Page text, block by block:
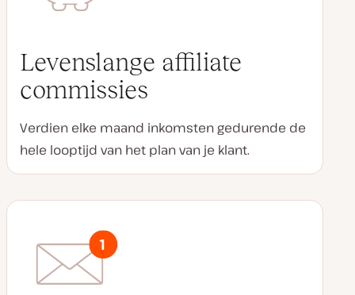
Levenslange affiliate
commissies
Verdien elke maand inkomsten gedurende de
hele looptijd van het plan van je klant.